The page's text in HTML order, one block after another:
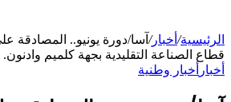
الرئيسية/ أخبار/
قطاع الصناعة التقليدية بجهة كلميم وادنون.
أخبار أخبار وطنية